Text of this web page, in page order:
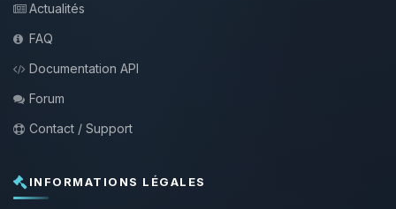
Actualités
FAQ
Documentation API
Forum
Contact / Support
INFORMATIONS LÉGALES